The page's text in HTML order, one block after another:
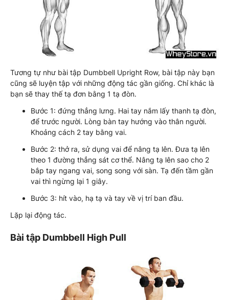
Tương tự như bài tập Dumbbell Upright Row, bài tập này bạn
cũng sẽ luyện tập với những động tác gần giống. Chỉ khác là
bạn sẽ thay thế tạ đơn bằng 1 tạ đòn.
Bước 1: đứng thẳng lưng. Hai tay nắm lấy thanh tạ đòn,
để trước người. Lòng bàn tay hướng vào thân người.
Khoảng cách 2 tay bằng vai.
Bước 2: thở ra, sử dụng vai để nâng tạ lên. Đưa tạ lên
theo 1 đường thẳng sát cơ thể. Nâng tạ lên sao cho 2
bắp tay ngang vai, song song với sàn. Tạ đến tầm gần
vai thì ngừng lại 1 giây.
Bước 3: hít vào, hạ tạ và tay về vị trí ban đầu.
Lặp lại động tác.
Bài tập Dumbbell High Pull